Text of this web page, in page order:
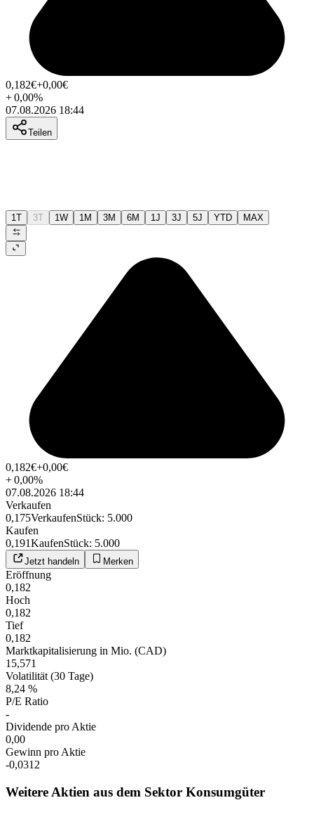
0,182€+0,00€
+0,00%
07.08.2026 18:44
Teilen
1T 3T 1W 1M 3M 6M 1J 3J 5J YTD MAX
0,182€+0,00€
+0,00%
07.08.2026 18:44
Verkaufen
0,175VerkaufenStück: 5.000
Kaufen
0,191KaufenStück: 5.000
Jetzt handeln Merken
Eröffnung
0,182
Hoch
0,182
Tief
0,182
Marktkapitalisierung in Mio. (CAD)
15,571
Volatilität (30 Tage)
8,24 %
P/E Ratio
-
Dividende pro Aktie
0,00
Gewinn pro Aktie
-0,0312
Weitere Aktien aus dem Sektor Konsumgüter